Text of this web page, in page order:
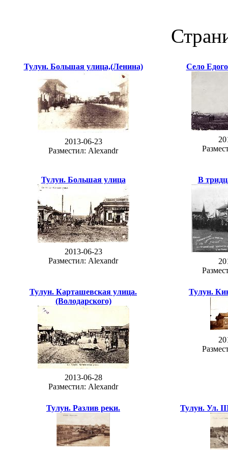
Тулун. Большая улица,(Ленина)
2013-06-23
Разместил: Alexandr
Село
Тулун. Большая улица
2013-06-23
Разместил: Alexandr
В
Тулун. Карташевская улица.
(Володарского)
2013-06-28
Разместил: Alexandr
Тулун.
Тулун. Разлив реки. Тулун. Ул.